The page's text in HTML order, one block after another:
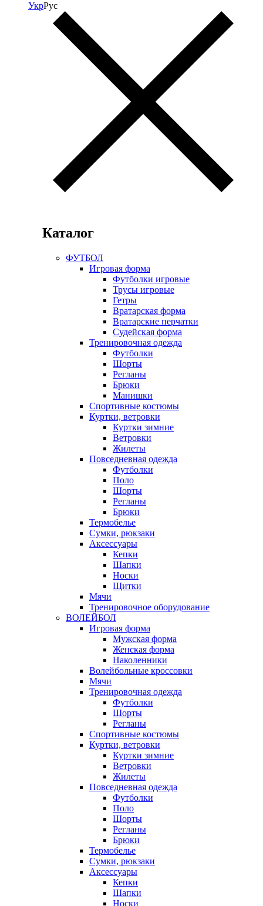
УкрРус
Каталог
ФУТБОЛ
Игровая форма
Футболки игровые
Трусы игровые
Гетры
Вратарская форма
Вратарские перчатки
Судейская форма
Тренировочная одежда
Футболки
Шорты
Регланы
Брюки
Манишки
Спортивные костюмы
Куртки, ветровки
Куртки зимние
Ветровки
Жилеты
Повседневная одежда
Футболки
Поло
Шорты
Регланы
Брюки
Термобелье
Сумки, рюкзаки
Аксессуары
Кепки
Шапки
Носки
Щитки
Мячи
Тренировочное оборудование
ВОЛЕЙБОЛ
Игровая форма
Мужская форма
Женская форма
Наколенники
Волейбольные кроссовки
Мячи
Тренировочная одежда
Футболки
Шорты
Регланы
Спортивные костюмы
Куртки, ветровки
Куртки зимние
Ветровки
Жилеты
Повседневная одежда
Футболки
Поло
Шорты
Регланы
Брюки
Термобелье
Сумки, рюкзаки
Аксессуары
Кепки
Шапки
Носки